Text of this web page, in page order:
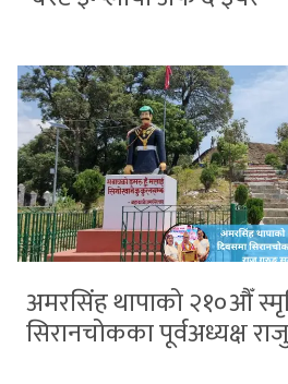
अमरसिंह थापाको २१०औँ
सिरानचोकका पूर्वअध्यक्ष